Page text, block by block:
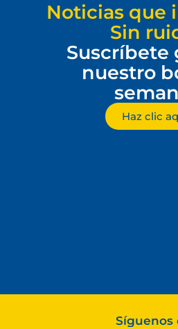
Noticias que
Sin
Suscríbete
nuestro
Haz clic
Síguenos